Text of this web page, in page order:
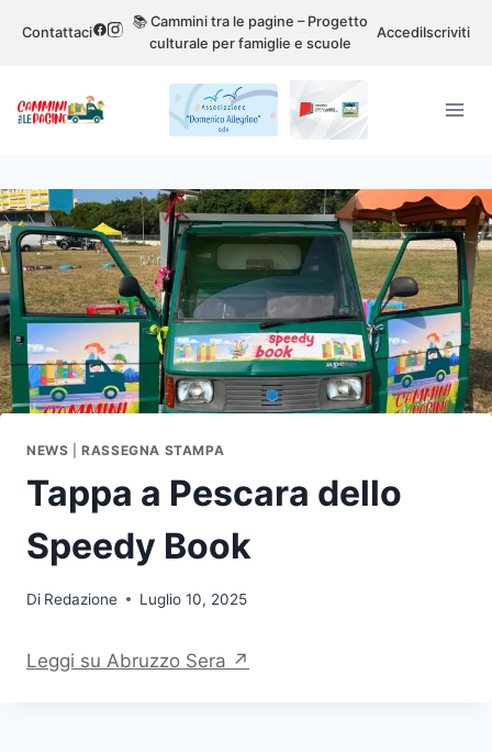
Contattaci
📚 Cammini tra le pagine – Progetto
culturale per famiglie e scuole
AccediIscriviti
NEWS |RASSEGNA STAMPA
Tappa a Pescara dello
Speedy Book
Di Redazione Luglio 10, 2025
Leggi su Abruzzo Sera ↗